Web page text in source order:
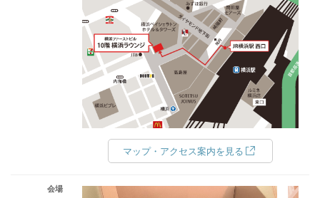
マップ・アクセス案内を見る
会場